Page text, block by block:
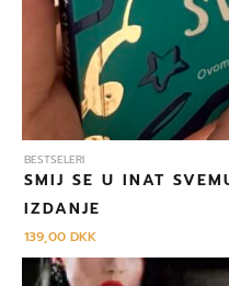
BESTSELERI
SMIJ SE U INAT
IZDANJE
139,00DKK